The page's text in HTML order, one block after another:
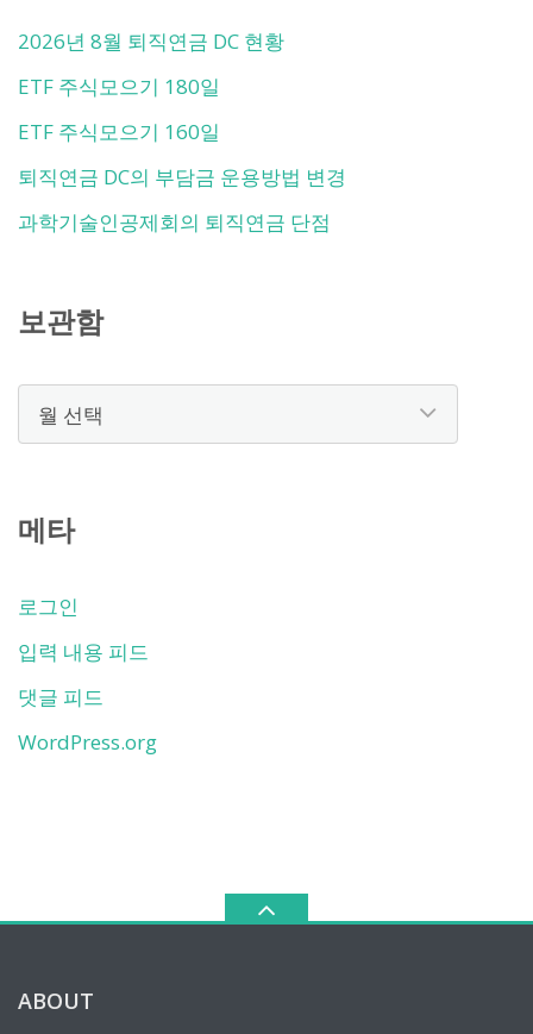
2026년 8월 퇴직연금 DC 현황
ETF 주식모으기 180일
ETF 주식모으기 160일
퇴직연금 DC의 부담금 운용방법 변경
과학기술인공제회의 퇴직연금 단점
보관함
메타
로그인
입력 내용 피드
댓글 피드
WordPress.org
ABOUT